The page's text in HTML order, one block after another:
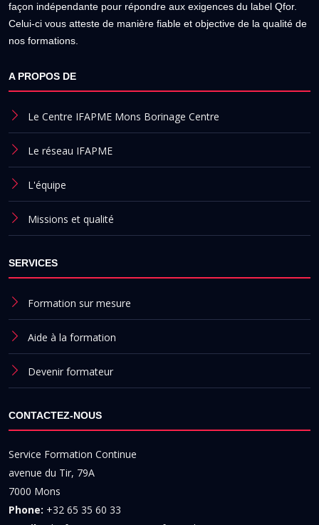
façon indépendante pour répondre aux exigences du label Qfor.
Celui-ci vous atteste de manière fiable et objective de la qualité de
nos formations.
A PROPOS DE
Le Centre IFAPME Mons Borinage Centre
Le réseau IFAPME
L'équipe
Missions et qualité
SERVICES
Formation sur mesure
Aide à la formation
Devenir formateur
CONTACTEZ-NOUS
Service Formation Continue
avenue du Tir, 79A
7000 Mons
Phone: +32 65 35 60 33